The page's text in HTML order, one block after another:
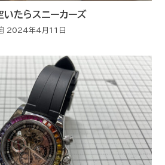
いたらスニーカーズ
2024年4月11日